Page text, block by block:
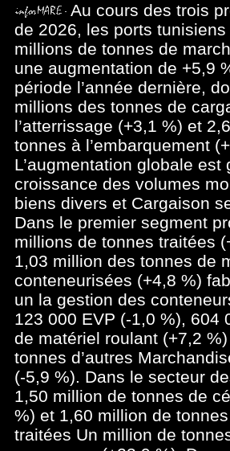
Au cours des trois
de 2026, les ports
millions de tonnes de
une augmentation de +5,9
période l’année dernière,
millions des tonnes de
l’atterrissage (+3,1 %) et
tonnes à l’embarquement
L’augmentation globale est
croissance des volumes
biens divers et Cargaison
Dans le premier segment
millions de tonnes traitées
1,03 million des tonnes de
conteneurisées (+4,8 %)
un la gestion des
123 000 EVP (-1,0 %), 604
de matériel roulant (+7,2
tonnes d’autres
(-5,9 %). Dans le secteur
1,50 million de tonnes de
%) et 1,60 million de
traitées Un million de